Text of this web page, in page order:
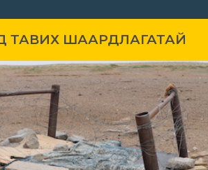
ТАВИХ ШААРДЛАГАТАЙ